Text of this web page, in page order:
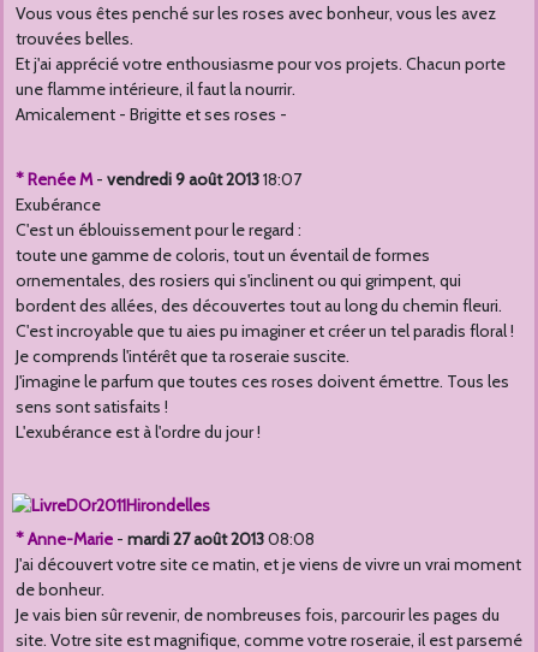
Vous vous êtes penché sur les roses avec bonheur, vous les avez
trouvées belles.
Et j'ai apprécié votre enthousiasme pour vos projets. Chacun porte
une flamme intérieure, il faut la nourrir.
Amicalement - Brigitte et ses roses -
* Renée M- vendredi 9 août 201318:07
Exubérance
C'est un éblouissement pour le regard :
toute une gamme de coloris, tout un éventail de formes
ornementales, des rosiers qui s'inclinent ou qui grimpent, qui
bordent des allées, des découvertes tout au long du chemin fleuri.
C'est incroyable que tu aies pu imaginer et créer un tel paradis floral !
Je comprends l'intérêt que ta roseraie suscite.
J'imagine le parfum que toutes ces roses doivent émettre. Tous les
sens sont satisfaits !
L'exubérance est à l'ordre du jour !
* Anne-Marie - mardi 27 août 201308:08
J'ai découvert votre site ce matin, et je viens de vivre un vrai moment
de bonheur.
Je vais bien sûr revenir, de nombreuses fois, parcourir les pages du
site. Votre site est magnifique, comme votre roseraie, il est parsemé